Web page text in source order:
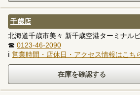
千歳店
北海道千歳市美々 新千歳空港ターミナル
☎ 0123-46-2090
ℹ 営業時間・店休日・アクセス情報はこち